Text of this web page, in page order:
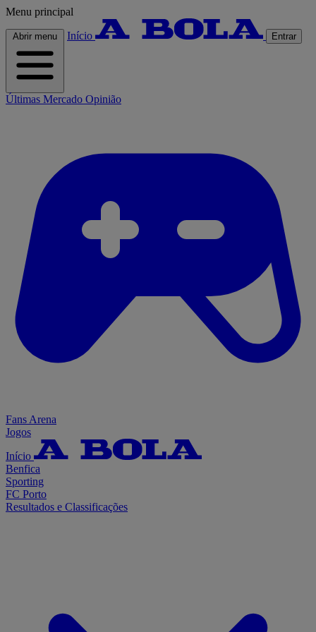
Menu principal
Abrir menu Início Entrar
Últimas Mercado Opinião
Fans Arena
Jogos
Início
Benfica
Sporting
FC Porto
Resultados e Classificações